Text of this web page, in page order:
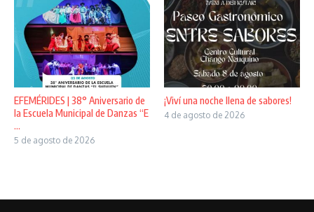
EFEMÉRIDES | 38° Aniversario de
la Escuela Municipal de Danzas “E
...
5 de agosto de 2026
¡Viví una noche llena de sabores!
4 de agosto de 2026